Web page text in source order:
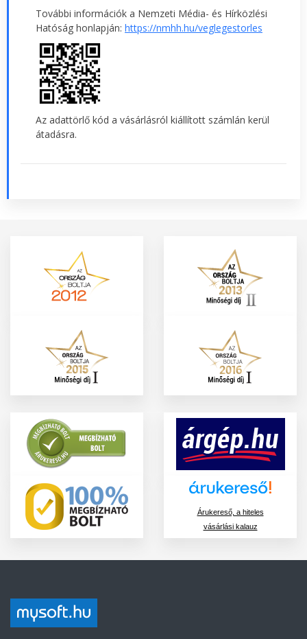
További információk a Nemzeti Média- és Hírközlési
Hatóság honlapján: https://nmhh.hu/veglegestorles
Az adattörlő kód a vásárlásról kiállított számlán kerül
átadásra.
Árukereső, a hiteles
vásárlási kalauz